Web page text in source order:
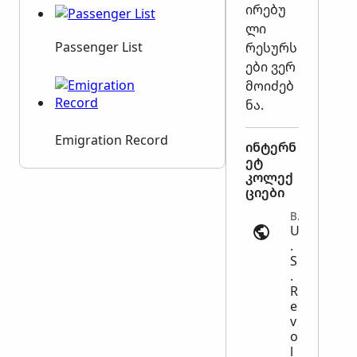
Passenger List
Emigration Record
ირებუ
ლი
რესურს
ები ვერ
მოიძებ
ნა.
ინტერნ
ეტ
კოლექ
ციები
Bounty Records | ancestry.com
U
.
S
.
R
e
v
o
l